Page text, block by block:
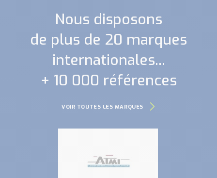
Nous disposons
de plus de 20 marques
internationales...
+ 10 000 références
VOIR TOUTES LES MARQUES